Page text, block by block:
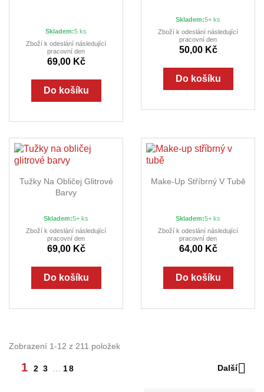
Skladem:5 ks
Zboží k odeslání následující
pracovní den
69,00 Kč
Do košíku
Skladem:5+ ks
Zboží k odeslání následující
pracovní den
50,00 Kč
Do košíku
Tužky Na Obličej Glitrové
Barvy
Skladem:5+ ks
Zboží k odeslání následující
pracovní den
69,00 Kč
Do košíku
Make-Up Stříbrný V Tubě
Skladem:5+ ks
Zboží k odeslání následující
pracovní den
64,00 Kč
Do košíku
Zobrazení 1-12 z 211 položek
1 2 3 … 18 Další